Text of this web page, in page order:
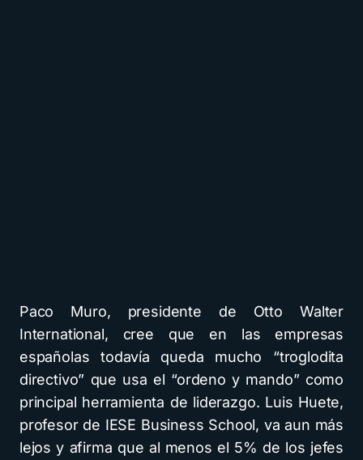
Paco Muro, presidente de Otto Walter
International, cree que en las empresas
españolas todavía queda mucho “troglodita
directivo” que usa el “ordeno y mando” como
principal herramienta de liderazgo. Luis Huete,
profesor de IESE Business School, va aun más
lejos y afirma que al menos el 5% de los jefes